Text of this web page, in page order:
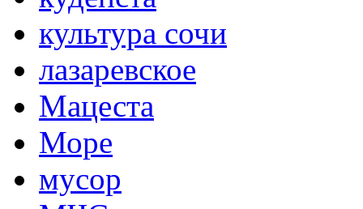
культура сочи
лазаревское
Мацеста
Море
мусор